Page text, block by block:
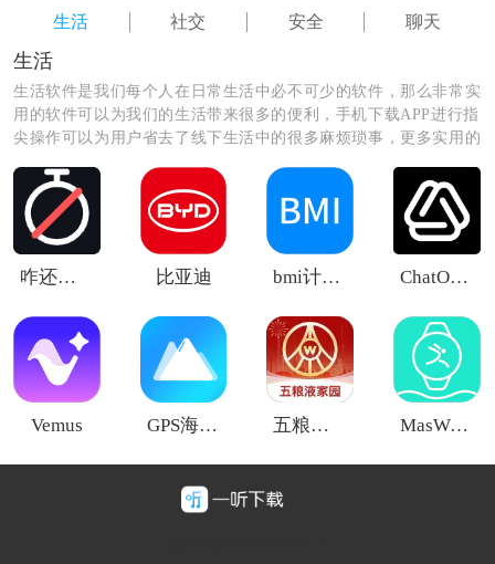
《岛》软件优势：
1、每个用户都是实名认证，这样每个用户都可以在这里
安全交友，谨防被骗。
2、通过精彩的内容发布，用户可以动态交流，自由交
谈，快速参与。
3、本软件支持图片、文字和语音聊天，您也可以选择自
生活 社交 安全 聊天
生活
生活软件是我们每个人在日常生活中必不可少的软件，那么非常实
用的软件可以为我们的生活带来很多的便利，手机下载APP进行指
尖操作可以为用户省去了线下生活中的很多麻烦琐事，更多实用的
咋还在刷 比亚迪 bmi计算器公式 ChatOn安卓版
Vemus GPS海拔测量仪 五粮液家园 MasWear